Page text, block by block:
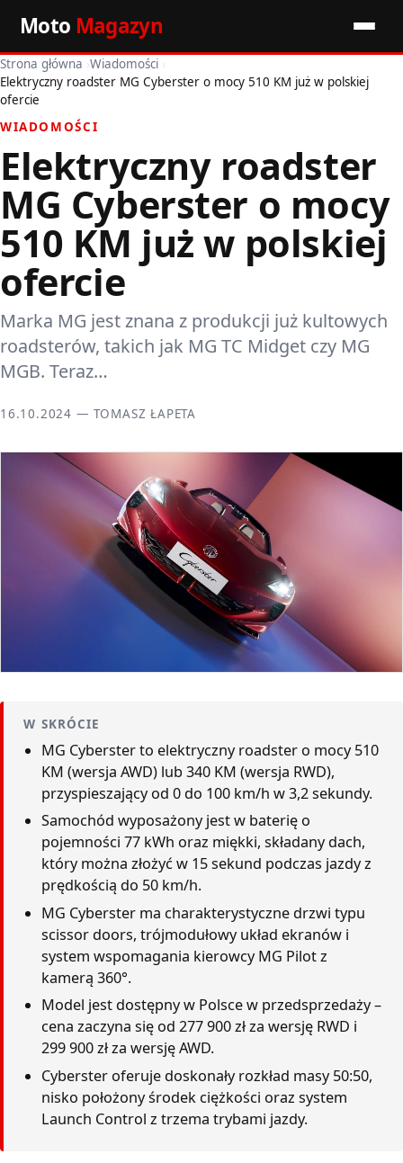
Moto Magazyn
Start
Wiadomości
Premiery
Porady motoryzacyjne
Pozostałe artykuły
Strona główna ›Wiadomości ›
Elektryczny roadster MG Cyberster o mocy 510 KM już w polskiej
ofercie
WIADOMOŚCI
Elektryczny roadster
MG Cyberster o mocy
510 KM już w polskiej
ofercie
Marka MG jest znana z produkcji już kultowych
roadsterów, takich jak MG TC Midget czy MG
MGB. Teraz…
16.10.2024 — TOMASZ ŁAPETA
W SKRÓCIE
MG Cyberster to elektryczny roadster o mocy 510
KM (wersja AWD) lub 340 KM (wersja RWD),
przyspieszający od 0 do 100 km/h w 3,2 sekundy.
Samochód wyposażony jest w baterię o
pojemności 77 kWh oraz miękki, składany dach,
który można złożyć w 15 sekund podczas jazdy z
prędkością do 50 km/h.
MG Cyberster ma charakterystyczne drzwi typu
scissor doors, trójmodułowy układ ekranów i
system wspomagania kierowcy MG Pilot z
kamerą 360°.
Model jest dostępny w Polsce w przedsprzedaży –
cena zaczyna się od 277 900 zł za wersję RWD i
299 900 zł za wersję AWD.
Cyberster oferuje doskonały rozkład masy 50:50,
nisko położony środek ciężkości oraz system
Launch Control z trzema trybami jazdy.